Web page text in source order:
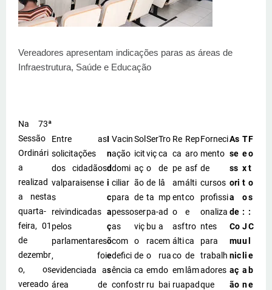
Vereadores apresentam indicações paras as áreas de
Infraestrutura, Saúde e Educação
Na 73ª
Sessão
Ordinári
a
realizad
a nesta
quarta-
feira, 01
de
dezembr
o, os
vereado
Entre as
solicitações
dos cidadãos
valparaisense
s
reivindicadas
pelos
parlamentares
, foi
evidenciada a
área de
I
n
d
i
c
a
ç
õ
e
s
Vacin
ação
domi
ciliar
para
pesso
as
com
defici
ência
confo
Sol
icit
aç
ão
de
ser
viç
o
de
ca
str
Ser
viç
o
de
ta
pa-
bu
rac
o
em
ru
Tro
ca
de
lâ
mp
ad
a
em
rua
do
bai
Re
ca
pe
am
ent
o
asf
álti
co
em
rua
Rep
aro
asf
álti
co
e
tro
ca
de
lâm
pad
Forneci
mento
de
cursos
profissi
onaliza
ntes
para
trabalh
adores
que
As
se
ss
ori
a
de
Co
mu
nic
aç
ão
T
e
x
t
o
:
J
u
li
a
n
F
o
t
o
s
:
C
e
b
e